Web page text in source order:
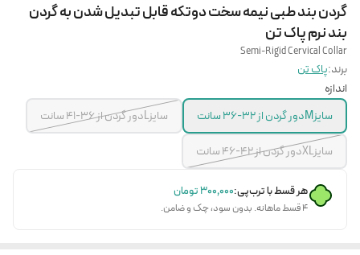
گردن بند طبی نیمه سخت دوتکه قابل تبدیل شدن به گردن
بند نرم پاک تن
Semi-Rigid Cervical Collar
برند:پاک تن
اندازه
سایزMدور گردن از 32-36 سانت
سایزLدور گردن از 36-41 سانت
سایزXLدور گردن از 42-46 سانت
هر قسط با ترب‌پی:۳۰۰٬۰۰۰تومان
۴ قسط ماهانه. بدون سود، چک و ضامن.